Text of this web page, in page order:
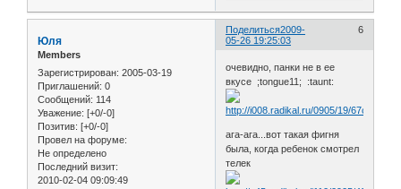
Поделиться 6
2009-
05-26 19:25:03
Юля
Members
Зарегистрирован: 2005-03-19
Приглашений: 0
Сообщений: 114
Уважение: [+0/-0]
Позитив: [+0/-0]
Провел на форуме:
Не определено
Последний визит:
2010-02-04 09:09:49
очевидно, панки не в ее
вкусе ;tongue11; :taunt:
ага-ага...вот такая фигня
была, когда ребенок смотрел
телек